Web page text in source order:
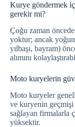
Kurye göndermek
gerekir mi?
Çoğu zaman
yoktur; ancak
yılbaşı, bayram)
alımını
Moto kuryelerin
Moto kuryeler
ve kuryenin
sağlayan firmalarla
yüksektir.